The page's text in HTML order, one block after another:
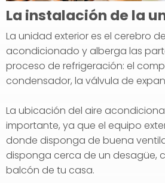
La instalación de la
La unidad exterior es el cerebro
acondicionado y alberga las
proceso de refrigeración: el
condensador, la válvula de
La ubicación del aire
importante, ya que el equipo
donde disponga de buena
disponga cerca de un desagüe,
balcón de tu casa.